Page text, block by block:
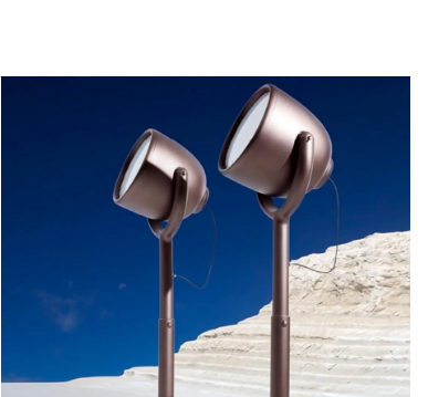
Matière noble par excellence, le bois est largement
Le lampadaire scandinave OWALO 7010 et le modèle
votre intérieur. Fabriqués en Finlande par des artisans
des anneaux réalisés en Aircraft Plywood, un matériau
conception originale et qui apporte une touche
mélaminé sont parfaits pour embellir une chambre ou un
Autre modèle utilisant le bois, le lampadaire ZIGGI de
une plaque fine en acrylique gravée sur 2 cm pour un
une fois allumée.
Lampadaire à bras articulé
Nos lampadaires articulés ont de quoi impressionner.
d’un abat-jour de 56 cm de diamètre, le lampadaire géant
intérieur ou en extérieur. La rotation du pied et de
plaçant au-dessus d’une table à manger, d’une table basse
Lampadaire en métal